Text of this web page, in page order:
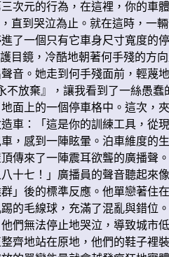
次元的行為，在這裡，你的
直到哭泣為止。就在這時，一
了一個只有它車身尺寸寬度的
目鏡，冷酷地朝著何手殘的方
音。她走到何手殘面前，輕蔑
放棄』，讓我看到了一絲愚蠢
面上的一個停車格中。這次，
車：「這是你的訓練工具，從
，感到一陣眩暈。泊車維度的
傳來了一陣震耳欲聾的廣播聲
十七！」廣播員的聲音聽起來
」後的標準反應。他單戀著住
的毛線球，充滿了混亂與錯位
們無法停止地哭泣，導致城市
齊地站在原地，他們的鞋子裡